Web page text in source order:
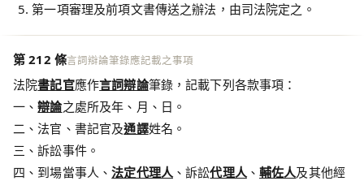
第一項審理及前項文書傳送之辦法，由司法院定之。
第 212 條言詞辯論筆錄應記載之事項
法院書記官應作言詞辯論筆錄，記載下列各款事項：
一、辯論之處所及年、月、日。
二、法官、書記官及通譯姓名。
三、訴訟事件。
四、到場當事人、法定代理人、訴訟代理人、輔佐人及其他經